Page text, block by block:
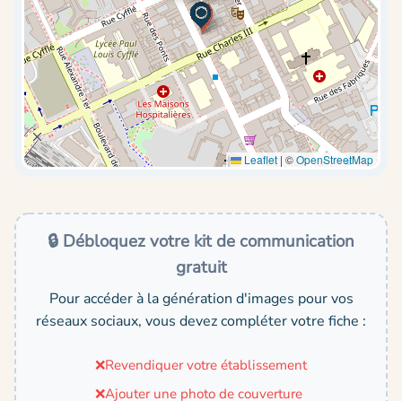
Leaflet | ©OpenStreetMap
🔒 Débloquez votre kit de communication
gratuit
Pour accéder à la génération d'images pour vos
réseaux sociaux, vous devez compléter votre fiche :
❌Revendiquer votre établissement
❌Ajouter une photo de couverture